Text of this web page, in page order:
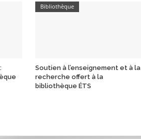
Bibliothèque
Soutien à l’enseignement et à la
recherche offert à la
bibliothèque ÉTS